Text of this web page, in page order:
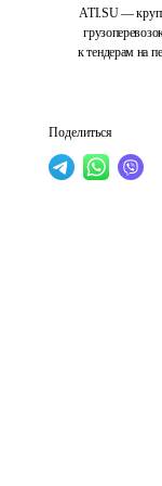
ATI.SU —
к тендерам на
Поделиться